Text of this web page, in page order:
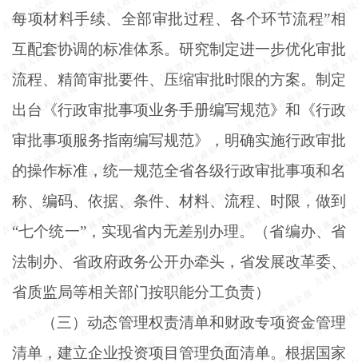
每项材料手续、全部审批过程、各个环节流程”相
互配套协调的标准体系。研究制定进一步优化审批
流程、精简审批要件、压缩审批时限的方案。制定
出台《行政审批事项业务手册编写规范》和《行政
审批事项服务指南编写规范》，明确实施行政审批
的操作标准，统一规范全省各级行政审批事项和名
称、编码、依据、条件、材料、流程、时限，做到
“七个统一”，实现省内无差别办理。（省编办、省
法制办、省政府政务公开办牵头，省发展改革委、
省质监局等相关部门按职能分工负责）
（三）动态管理权责清单和财政专项资金管理
清单，建立企业投资项目管理负面清单。根据国家